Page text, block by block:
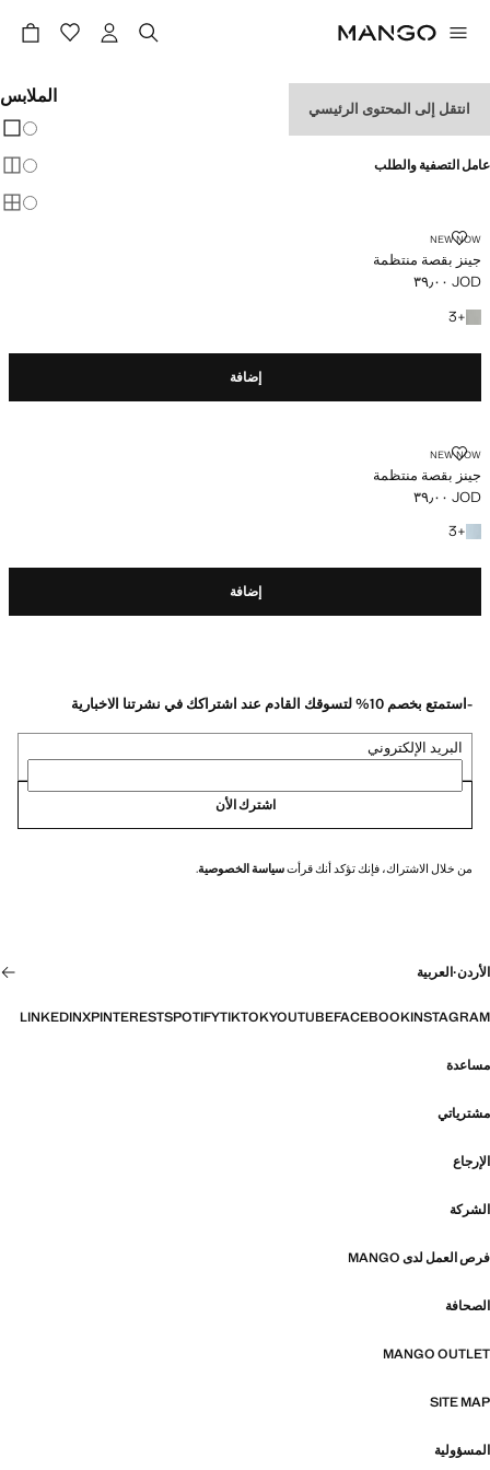
انتقل إلى المحتوى الرئيسي
الملابس
عامل التصفية والطلب
NEW NOW
جينز بقصة منتظمة
جينز بقصة منتظمة
السعر الحالي [JOD ٣٩٫٠٠ ]
JOD ٣٩٫٠٠
+
3+3 المزيد من الألوان
إضافة
NEW NOW
جينز بقصة منتظمة
جينز بقصة منتظمة
السعر الحالي [JOD ٣٩٫٠٠ ]
JOD ٣٩٫٠٠
+
3+3 المزيد من الألوان
إضافة
-استمتع بخصم 10% لتسوقك القادم عند اشتراكك في نشرتنا الاخبارية
البريد الإلكتروني
اشترك الأن
من خلال الاشتراك، فإنك تؤكد أنك قرأتسياسة الخصوصية.
الأردن·العربية
INSTAGRAM
FACEBOOK
YOUTUBE
TIKTOK
SPOTIFY
PINTEREST
X
LINKEDIN
مساعدة
مشترياتي
الإرجاع
الشركة
فرص العمل لدى MANGO
الصحافة
MANGO OUTLET
SITE MAP
المسؤولية